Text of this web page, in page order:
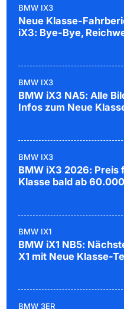
BMW IX3
Neue Klasse-
iX3: Bye-Bye,
BMW IX3
BMW iX3 NA5: Alle
Infos zum Neue
BMW IX3
BMW iX3 2026: Preis
Klasse bald ab
BMW IX1
BMW iX1 NB5:
X1 mit Neue Klasse-
BMW 3ER